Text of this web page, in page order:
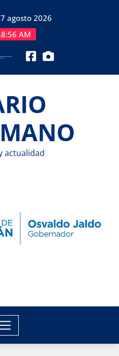
agosto 2026
AM
actualidad